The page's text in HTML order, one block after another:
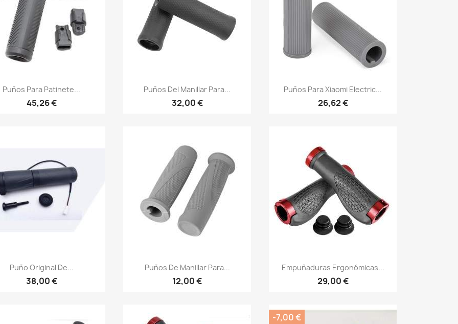
Vista rápida
Puños Para Patinete...
45,26 €
Vista rápida
Puños Del Manillar Para...
32,00 €
Vista rápida
Puños Para Xiaomi Electric...
26,62 €
Vista rápida
Puño Original De...
38,00 €
Vista rápida
Puños De Manillar Para...
12,00 €
Vista rápida
Empuñaduras Ergonómicas...
29,00 €
-7,00 €